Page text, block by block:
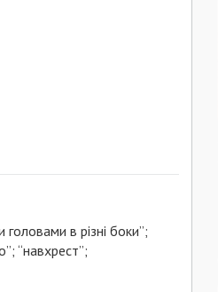
в різні боки”;
“навхрест”;